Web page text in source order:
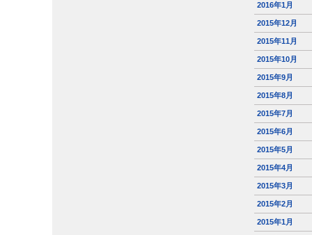
2016年1月
2015年12月
2015年11月
2015年10月
2015年9月
2015年8月
2015年7月
2015年6月
2015年5月
2015年4月
2015年3月
2015年2月
2015年1月